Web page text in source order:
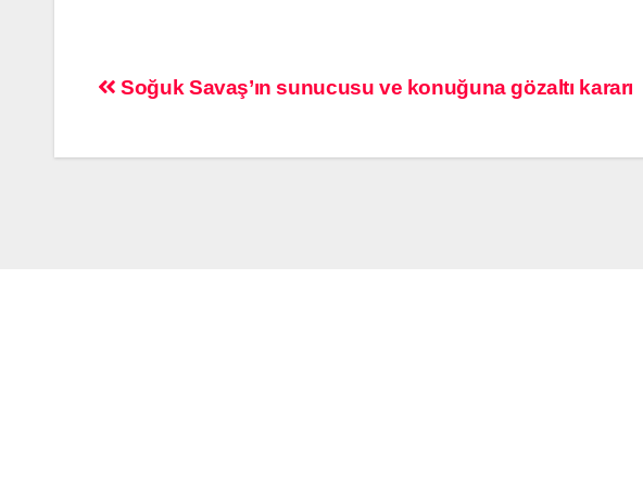
Soğuk Savaş’ın sunucusu ve konuğuna gözaltı kararı